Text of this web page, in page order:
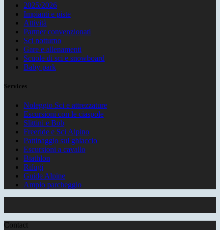
2025/2026
Impianti e piste
Attività
Partner convenzionati
Sci notturno
Gare e allenamenti
Scuole di sci e snowboard
Baby park
Services
Noleggio Sci e attrezzature
Escursioni con le ciaspole
Slittini e Bob
Freeride e Sci Alpino
Pattinaggio sul ghiaccio
Escursioni a cavallo
Biathlon
Rifugi
Guide Alpine
Ampio parcheggio
Contact